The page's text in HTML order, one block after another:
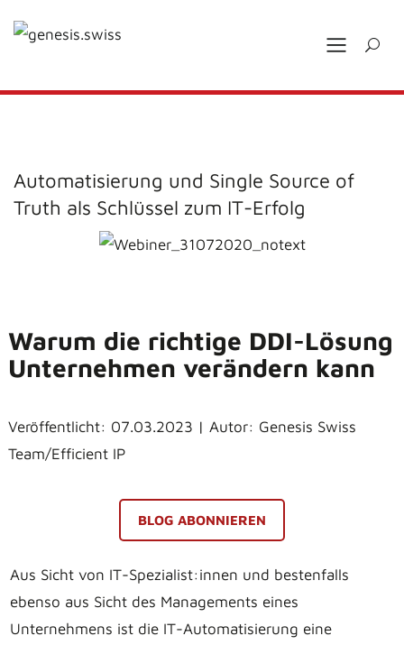
Automatisierung und Single Source of
Truth als Schlüssel zum IT-Erfolg
Warum die richtige DDI-Lösung
Unternehmen verändern kann
Veröffentlicht: 07.03.2023 | Autor: Genesis Swiss
Team/Efficient IP
BLOG ABONNIEREN
Aus Sicht von IT-Spezialist:innen und bestenfalls
ebenso aus Sicht des Managements eines
Unternehmens ist die IT-Automatisierung eine